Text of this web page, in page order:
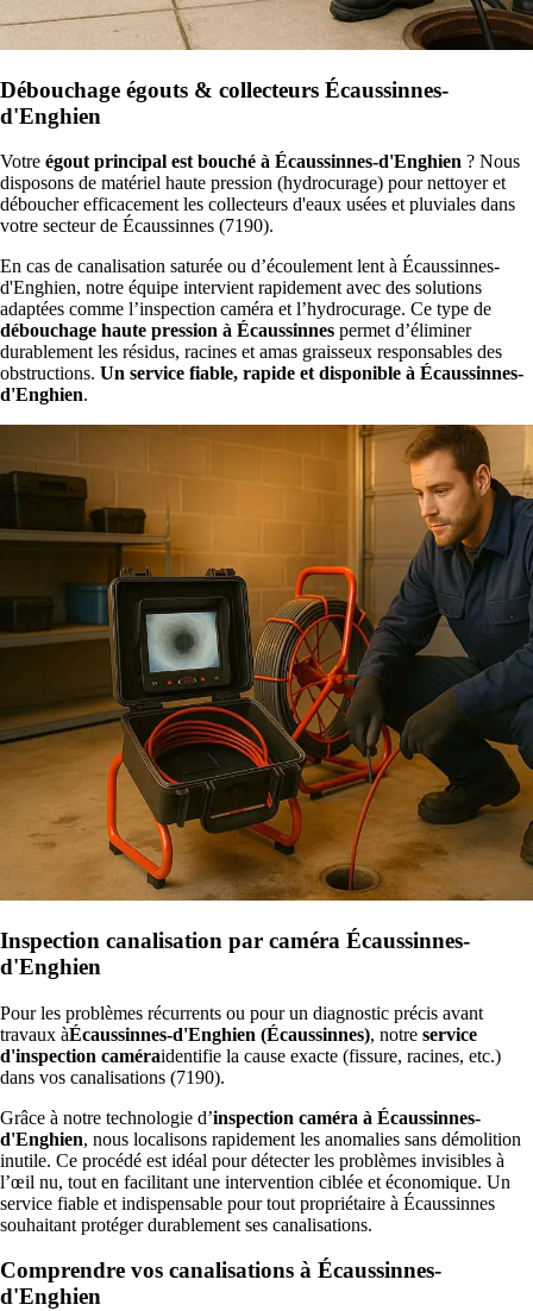
Débouchage égouts & collecteurs Écaussinnes-
d'Enghien
Votre égout principal est bouché à Écaussinnes-d'Enghien ? Nous
disposons de matériel haute pression (hydrocurage) pour nettoyer et
déboucher efficacement les collecteurs d'eaux usées et pluviales dans
votre secteur de Écaussinnes (7190).
En cas de canalisation saturée ou d’écoulement lent à Écaussinnes-
d'Enghien, notre équipe intervient rapidement avec des solutions
adaptées comme l’inspection caméra et l’hydrocurage. Ce type de
débouchage haute pression à Écaussinnes permet d’éliminer
durablement les résidus, racines et amas graisseux responsables des
obstructions. Un service fiable, rapide et disponible à Écaussinnes-
d'Enghien.
Inspection canalisation par caméra Écaussinnes-
d'Enghien
Pour les problèmes récurrents ou pour un diagnostic précis avant
travaux àÉcaussinnes-d'Enghien (Écaussinnes), notre service
d'inspection caméraidentifie la cause exacte (fissure, racines, etc.)
dans vos canalisations (7190).
Grâce à notre technologie d’inspection caméra à Écaussinnes-
d'Enghien, nous localisons rapidement les anomalies sans démolition
inutile. Ce procédé est idéal pour détecter les problèmes invisibles à
l’œil nu, tout en facilitant une intervention ciblée et économique. Un
service fiable et indispensable pour tout propriétaire à Écaussinnes
souhaitant protéger durablement ses canalisations.
Comprendre vos canalisations à Écaussinnes-
d'Enghien